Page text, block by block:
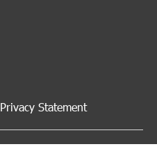
Privacy Statement